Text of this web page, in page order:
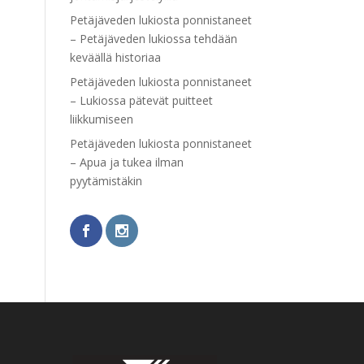
Petäjäveden lukiosta ponnistaneet
– Petäjäveden lukiossa tehdään
keväällä historiaa
Petäjäveden lukiosta ponnistaneet
– Lukiossa pätevät puitteet
liikkumiseen
Petäjäveden lukiosta ponnistaneet
– Apua ja tukea ilman
pyytämistäkin